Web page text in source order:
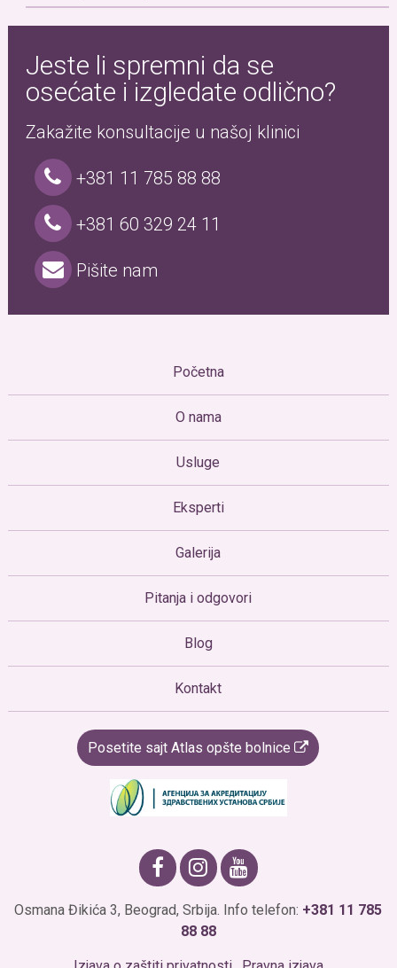
Jeste li spremni da se
osećate i izgledate odlično?
Zakažite konsultacije u našoj klinici
+381 11 785 88 88
+381 60 329 24 11
Pišite nam
Početna
O nama
Usluge
Eksperti
Galerija
Pitanja i odgovori
Blog
Kontakt
Posetite sajt Atlas opšte bolnice
Osmana Đikića 3, Beograd, Srbija. Info telefon: +381 11 785
88 88